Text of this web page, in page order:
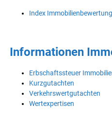
Index Immobilienbewertung
Informationen
Erbschaftssteuer
Kurzgutachten
Verkehrswertgutachten
Wertexpertisen